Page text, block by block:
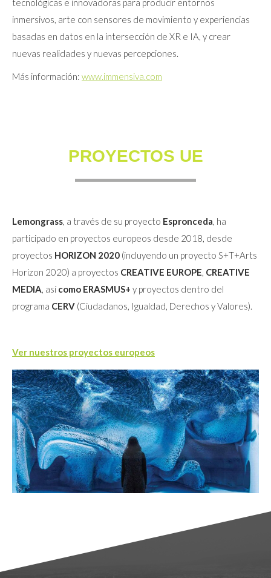
tecnológicas e innovadoras para producir entornos
inmersivos, arte con sensores de movimiento y experiencias
basadas en datos en la intersección de XR e IA, y crear
nuevas realidades y nuevas percepciones.
Más información: www.immensiva.com
PROYECTOS UE
Lemongrass, a través de su proyecto Espronceda, ha
participado en proyectos europeos desde 2018, desde
proyectos HORIZON 2020 (incluyendo un proyecto S+T+Arts
Horizon 2020) a proyectos CREATIVE EUROPE, CREATIVE
MEDIA, así como ERASMUS+ y proyectos dentro del
programa CERV (Ciudadanos, Igualdad, Derechos y Valores).
Ver nuestros proyectos europeos